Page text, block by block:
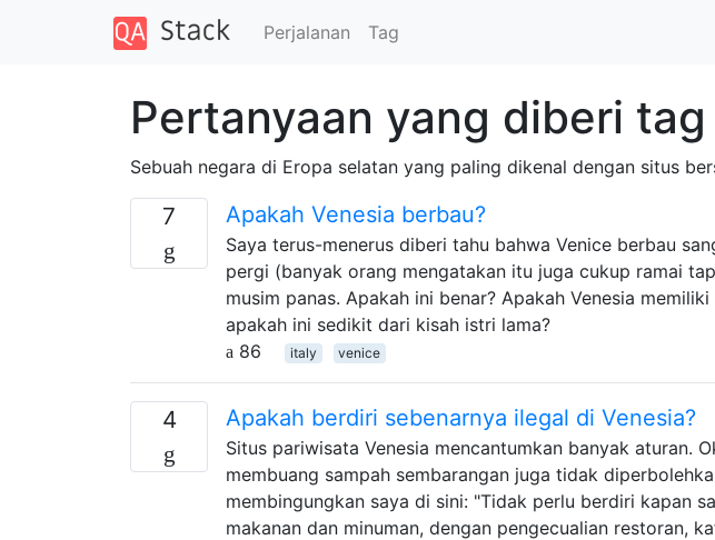
Perjalanan Tag
Pertanyaan yang diberi
Sebuah negara di Eropa selatan yang paling dikenal dengan situs
7 Apakah Venesia berbau?
Saya terus-menerus diberi tahu bahwa Venice berbau
pergi (banyak orang mengatakan itu juga cukup ramai
musim panas. Apakah ini benar? Apakah Venesia
apakah ini sedikit dari kisah istri lama?
86
italy venice
4 Apakah berdiri sebenarnya ilegal di Venesia?
Situs pariwisata Venesia mencantumkan banyak aturan.
membuang sampah sembarangan juga tidak
membingungkan saya di sini: "Tidak perlu berdiri kapan
makanan dan minuman, dengan pengecualian restoran,